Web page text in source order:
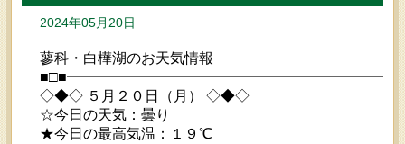
2024年05月20日
蓼科・白樺湖のお天気情報
◇◆◇ ５月２０日（月） ◇◆◇
☆今日の天気：曇り
★今日の最高気温：１９℃